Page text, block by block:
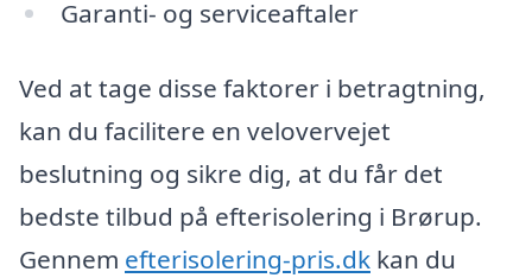
Garanti- og serviceaftaler
Ved at tage disse faktorer i betragtning,
kan du facilitere en velovervejet
beslutning og sikre dig, at du får det
bedste tilbud på efterisolering i Brørup.
Gennem efterisolering-pris.dk kan du